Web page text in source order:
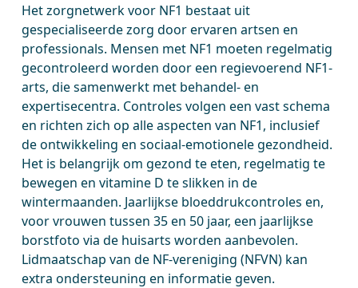
Het zorgnetwerk voor NF1 bestaat uit
gespecialiseerde zorg door ervaren artsen en
professionals. Mensen met NF1 moeten regelmatig
gecontroleerd worden door een regievoerend NF1-
arts, die samenwerkt met behandel- en
expertisecentra. Controles volgen een vast schema
en richten zich op alle aspecten van NF1, inclusief
de ontwikkeling en sociaal-emotionele gezondheid.
Het is belangrijk om gezond te eten, regelmatig te
bewegen en vitamine D te slikken in de
wintermaanden. Jaarlijkse bloeddrukcontroles en,
voor vrouwen tussen 35 en 50 jaar, een jaarlijkse
borstfoto via de huisarts worden aanbevolen.
Lidmaatschap van de NF-vereniging (NFVN) kan
extra ondersteuning en informatie geven.